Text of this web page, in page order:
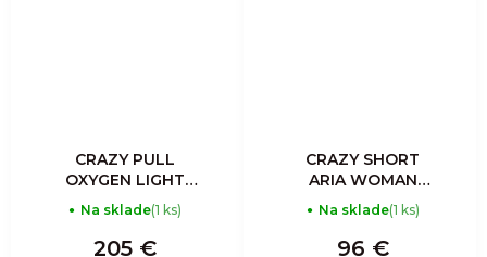
CRAZY PULL
OXYGEN LIGHT
WOMAN ASTER
Na sklade(1 ks)
205 €
CRAZY SHORT
ARIA WOMAN
GRAPHITE
Na sklade(1 ks)
96 €